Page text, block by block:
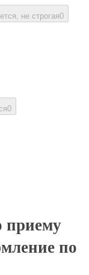
не строгая0
0
приему
по